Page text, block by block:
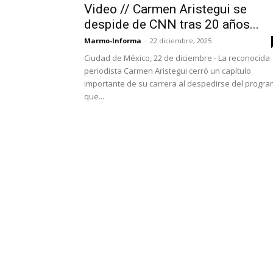
Video // Carmen Aristegui se
despide de CNN tras 20 años...
Marmo-Informa - 22 diciembre, 2025
Ciudad de México, 22 de diciembre - La reconocida
periodista Carmen Aristegui cerró un capítulo
importante de su carrera al despedirse del
que...